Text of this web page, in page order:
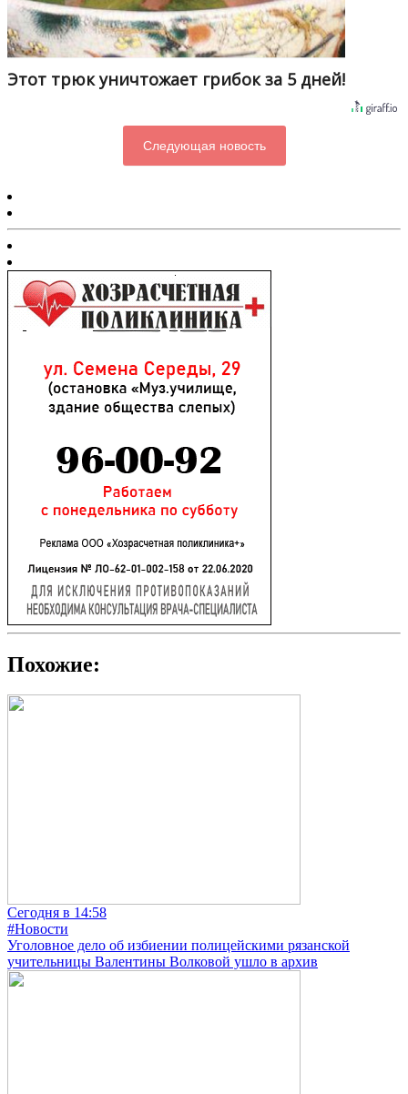
Этот трюк уничтожает грибок за 5 дней!
Следующая новость
Похожие:
Сегодня в 14:58
#Новости
Уголовное дело об избиении полицейскими рязанской
учительницы Валентины Волковой ушло в архив